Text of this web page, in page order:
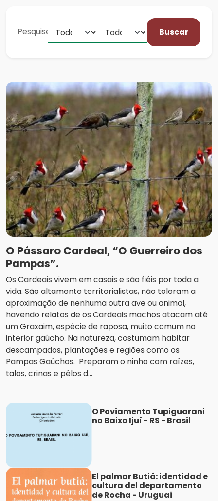
Buscar
O Pássaro Cardeal, “O Guerreiro dos
Pampas”.
Os Cardeais vivem em casais e são fiéis por toda a
vida. São altamente territorialistas, não toleram a
aproximação de nenhuma outra ave ou animal,
havendo relatos de os Cardeais machos atacam até
um Graxaim, espécie de raposa, muito comum no
interior gaúcho. Na natureza, costumam habitar
descampados, plantações e regiões como os
Pampas Gaúchos. Preparam o ninho com raízes,
talos, crinas e pêlos d...
O Poviamento Tupiguarani
no Baixo Ijuí - RS - Brasil
El palmar Butiá: identidad e
cultura del departamento
de Rocha - Uruguai